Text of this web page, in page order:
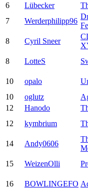
6
Lübecker
7
Werderphilipp96
8 Cyril Sneer
8 LotteS
10 opalo
10
oglutz
12
Hanodo
12
kymbrium
14 Andy0606
15 WeizenOlli
16 BOWLINGEFO